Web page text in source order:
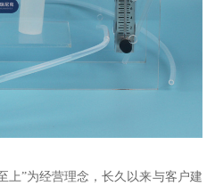
上”为经营理念，长久以来与客户建